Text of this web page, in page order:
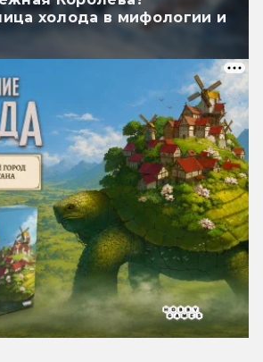
холода в мифологии и